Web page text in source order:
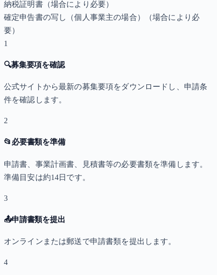
納税証明書（場合により必要）
確定申告書の写し（個人事業主の場合）
（場合により必
要）
1
🔍募集要項を確認
公式サイトから最新の募集要項をダウンロードし、申請条
件を確認します。
2
📂 必要書類を準備
申請書、事業計画書、見積書等の必要書類を準備します。
準備目安は約14日です。
3
📤申請書類を提出
オンラインまたは郵送で申請書類を提出します。
4